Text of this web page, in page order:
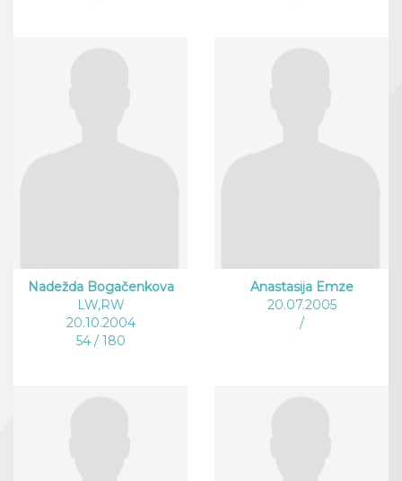
Nadežda Bogačenkova
LW,RW
20.10.2004
54 / 180
Anastasija Emze
20.07.2005
/